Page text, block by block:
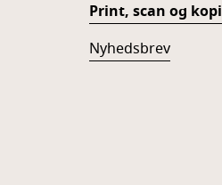
Print, scan og kopi
Nyhedsbrev